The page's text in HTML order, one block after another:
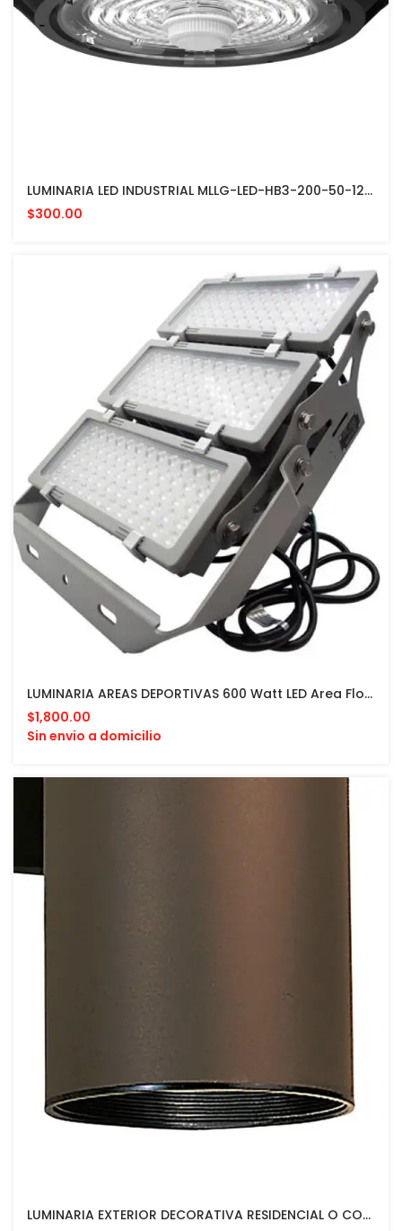
LUMINARIA LED INDUSTRIAL MLLG-LED-HB3-200-50-120 PARA NAVES, BODEGAS Y AREAS TECHADAS CON VATIAJE AJUSTABLE 100 A 200W
$300.00
LUMINARIA AREAS DEPORTIVAS 600 Watt LED Area Flood Light | 84000 Lumens | 5000K | 100V-277V
$1,800.00
Sin envio a domicilio
LUMINARIA EXTERIOR DECORATIVA RESIDENCIAL O COMERCIAL K9244AZ TIPO CILINDRO KICHLER